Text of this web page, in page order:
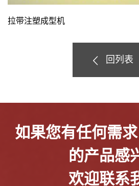
拉带注塑成型机
回列表
如果您有任何需求
的产品感
欢迎联系